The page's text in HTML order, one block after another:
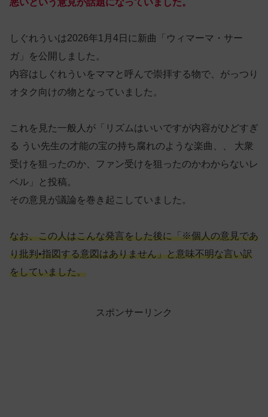
悪いという意見が話題になっていました。
しぐれういは2026年1月4日に新曲「ウィマーマ・サー
ガ」を公開しました。
内容はしぐれういをママと呼んで崇拝する物で、がっつり
オタク向けの物となっていました。
これを見た一般人が「リズムはいいですが内容がひどすぎ
る うい先生の才能の宝の持ち腐れのような楽曲、、 大衆
受けを狙ったのか、ファン受けを狙ったのかわからないレ
ベル」と投稿。
その意見が議論を巻き起こしていました。
なお、この人はこんな発言をした後に「※個人の意見であ
り批判•指図する意図はありません」と意味不明な言い訳
をしていました。
スポンサーリンク